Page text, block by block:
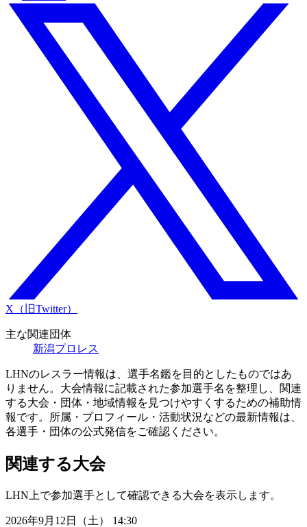
X（旧Twitter）
主な関連団体
新潟プロレス
LHNのレスラー情報は、選手名鑑を目的としたものではあ
りません。大会情報に記載された参加選手名を整理し、関連
する大会・団体・地域情報を見つけやすくするための補助情
報です。所属・プロフィール・活動状況などの最新情報は、
各選手・団体の公式発信をご確認ください。
関連する大会
LHN上で参加選手として確認できる大会を表示します。
2026年9月12日（土） 14:30